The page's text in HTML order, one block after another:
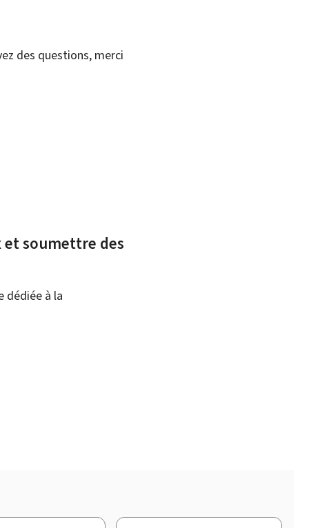
des questions, merci
et soumettre des
dédiée à la